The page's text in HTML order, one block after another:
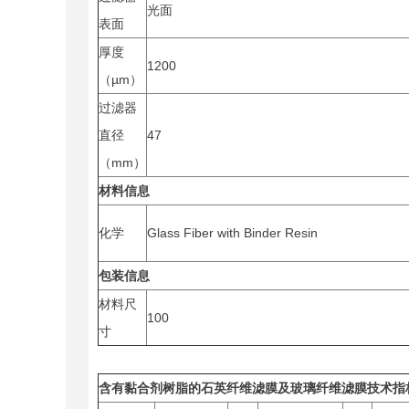
表面
光面
厚度
（µm）
1200
过滤器
直径
（mm）
47
材料信息
化学 Glass Fiber with Binder Resin
包装信息
材料尺
寸
100
含有黏合剂树脂的石英纤维滤膜及玻璃纤维滤膜技术指